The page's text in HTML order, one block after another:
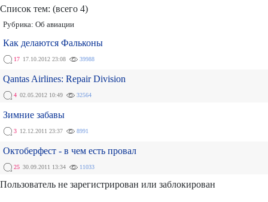
Список тем: (всего 4)
Рубрика: Об авиации
Как делаются Фальконы
17 17.10.2012 23:08 39988
Qantas Airlines: Repair Division
4 02.05.2012 10:49 32564
Зимние забавы
3 12.12.2011 23:37 8991
Октоберфест - в чем есть провал
25 30.09.2011 13:34 11033
Пользователь не зарегистрирован или заблокирован